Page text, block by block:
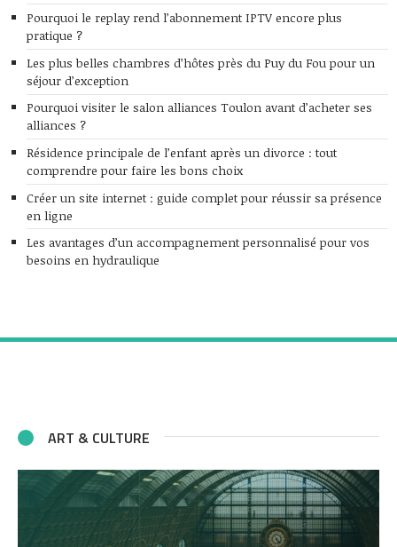
Pourquoi le replay rend l’abonnement IPTV encore plus
pratique ?
Les plus belles chambres d’hôtes près du Puy du Fou pour un
séjour d’exception
Pourquoi visiter le salon alliances Toulon avant d’acheter ses
alliances ?
Résidence principale de l’enfant après un divorce : tout
comprendre pour faire les bons choix
Créer un site internet : guide complet pour réussir sa présence
en ligne
Les avantages d’un accompagnement personnalisé pour vos
besoins en hydraulique
ART & CULTURE